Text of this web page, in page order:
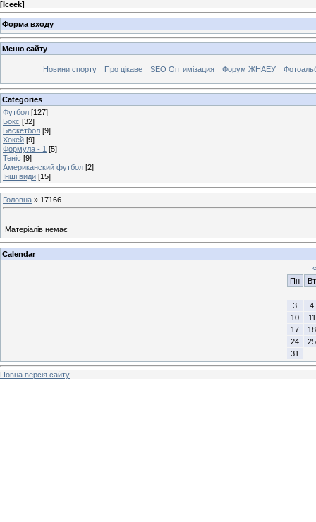
[Iceek]
Форма входу
Меню сайту
Новини спорту Про цікаве SEO Оптимізация Форум ЖНАЕУ
Categories
Футбол [127]
Бокс [32]
Баскетбол [9]
Хокей [9]
Формула - 1 [5]
Теніс [9]
Американский футбол [2]
Інші види [15]
Головна » 17166
Матеріалів немає
Calendar
«
Пн
Вт
3
4
10
11
17
18
24
25
31
Повна версія сайту